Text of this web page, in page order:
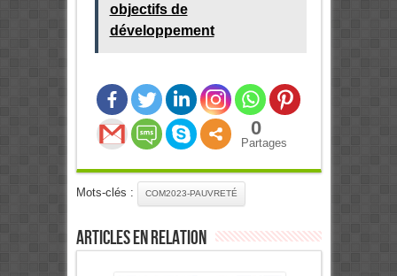
objectifs de
développement
0
Partages
Mots-clés : COM2023-PAUVRETÉ
Articles en relation